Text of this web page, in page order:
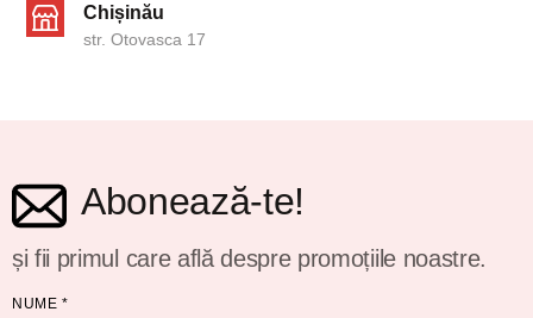
Chișinău
str. Otovasca 17
Abonează-te!
și fii primul care află despre promoțiile noastre.
NUME *